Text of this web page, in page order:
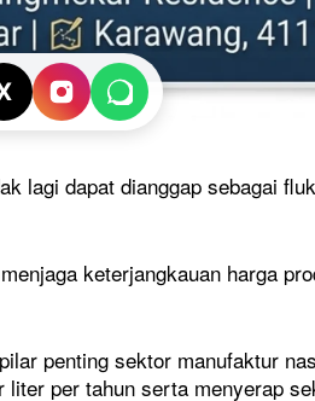
Karawang Pimpin
2026
lagi dapat dianggap sebagai
keterjangkauan harga
penting sektor manufaktur
per tahun serta menyerap